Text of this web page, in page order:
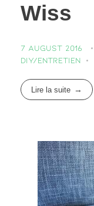
Wiss
7 August 2016
DIY/entretien
Lire la suite